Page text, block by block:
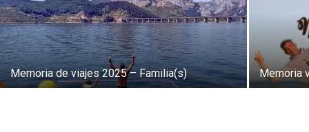
Memoria de viajes 2025 – Familia(s) Memoria